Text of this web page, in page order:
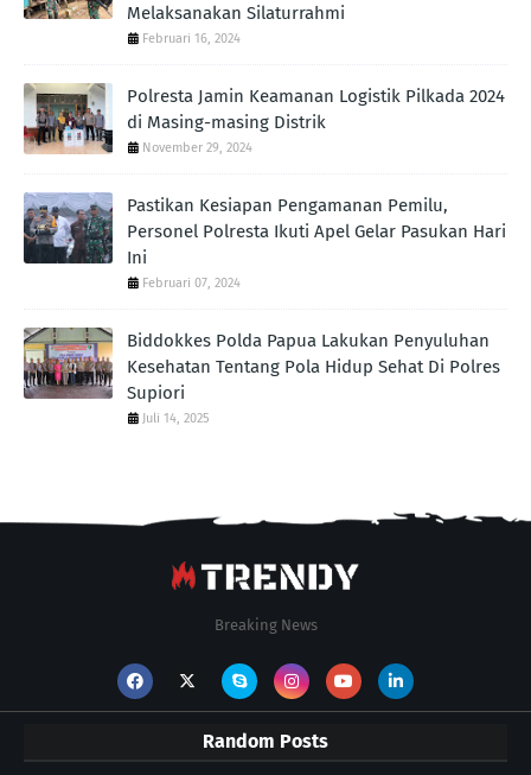
Melaksanakan Silaturrahmi
Februari 16, 2024
Polresta Jamin Keamanan Logistik Pilkada 2024
di Masing-masing Distrik
November 29, 2024
Pastikan Kesiapan Pengamanan Pemilu,
Personel Polresta Ikuti Apel Gelar Pasukan Hari
Ini
Februari 07, 2024
Biddokkes Polda Papua Lakukan Penyuluhan
Kesehatan Tentang Pola Hidup Sehat Di Polres
Supiori
Juli 14, 2025
Breaking News
Random Posts